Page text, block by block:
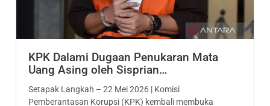
KPK Dalami Dugaan Penukaran Mata
Uang Asing oleh Sisprian…
Setapak Langkah – 22 Mei 2026 | Komisi
Pemberantasan Korupsi (KPK) kembali membuka